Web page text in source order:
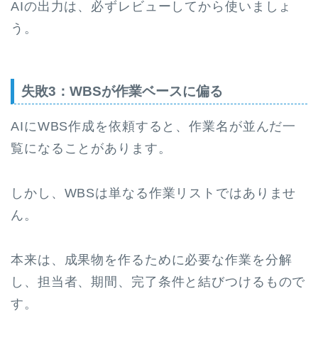
AIの出力は、必ずレビューしてから使いましょ
う。
失敗3：WBSが作業ベースに偏る
AIにWBS作成を依頼すると、作業名が並んだ一
覧になることがあります。
しかし、WBSは単なる作業リストではありませ
ん。
本来は、成果物を作るために必要な作業を分解
し、担当者、期間、完了条件と結びつけるもので
す。